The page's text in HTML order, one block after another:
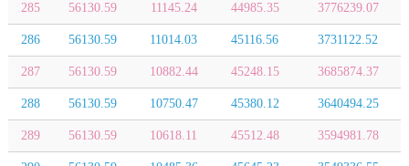
285 56130.59 11145.24 44985.35 3776239.07
286 56130.59 11014.03 45116.56 3731122.52
287 56130.59 10882.44 45248.15 3685874.37
288 56130.59 10750.47 45380.12 3640494.25
289 56130.59 10618.11 45512.48 3594981.78